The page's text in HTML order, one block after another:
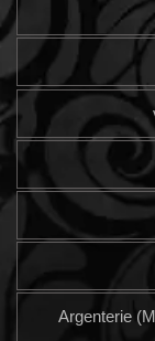
Argenterie